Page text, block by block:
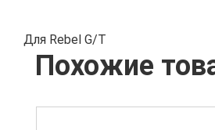
Для Rebel G/T
Похожие